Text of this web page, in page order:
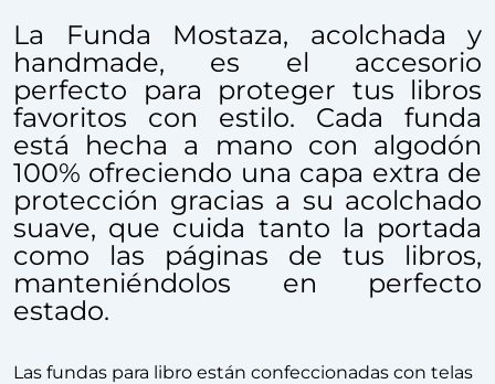
La Funda Mostaza, acolchada y
handmade, es el accesorio
perfecto para proteger tus libros
favoritos con estilo. Cada funda
está hecha a mano con algodón
100% ofreciendo una capa extra de
protección gracias a su acolchado
suave, que cuida tanto la portada
como las páginas de tus libros,
manteniéndolos en perfecto
estado.
Las fundas para libro están confeccionadas con telas